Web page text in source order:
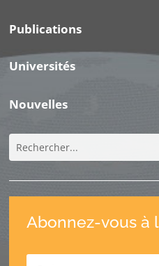
Publications
Universités
Nouvelles
Abonnez-vous à